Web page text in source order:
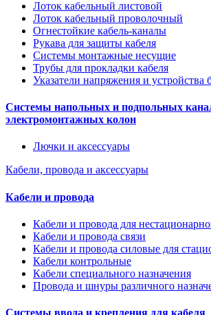
Лоток кабельный листовой
Лоток кабельный проволочный
Огнестойкие кабель-каналы
Рукава для защиты кабеля
Системы монтажные несущие
Трубы для прокладки кабеля
Указатели напряжения и устройства
Системы напольных и подпольных
электромонтажных колон
Лючки и аксессуары
Кабели, провода и аксессуары
Кабели и провода
Кабели и провода для
Кабели и провода связи
Кабели и провода силовые для
Кабели контрольные
Кабели специального назначения
Провода и шнуры различного